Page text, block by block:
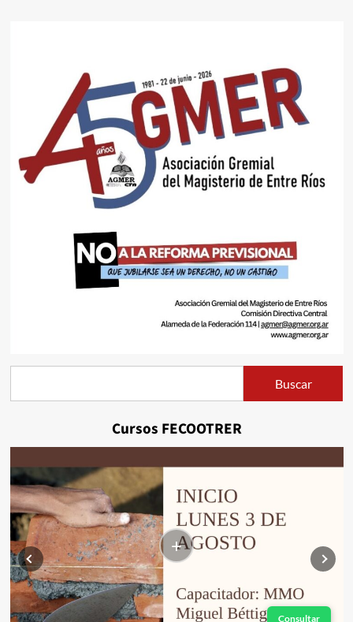
Buscar
Cursos FECOOTRER
+
Consultar